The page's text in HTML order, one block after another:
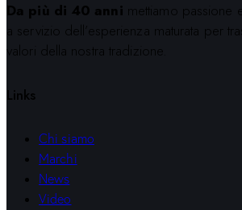
Da più di 40 anni mettiamo passione
a servizio dell’esperienza maturata per
valori della nostra tradizione.
Links
Chi siamo
Marchi
News
Video